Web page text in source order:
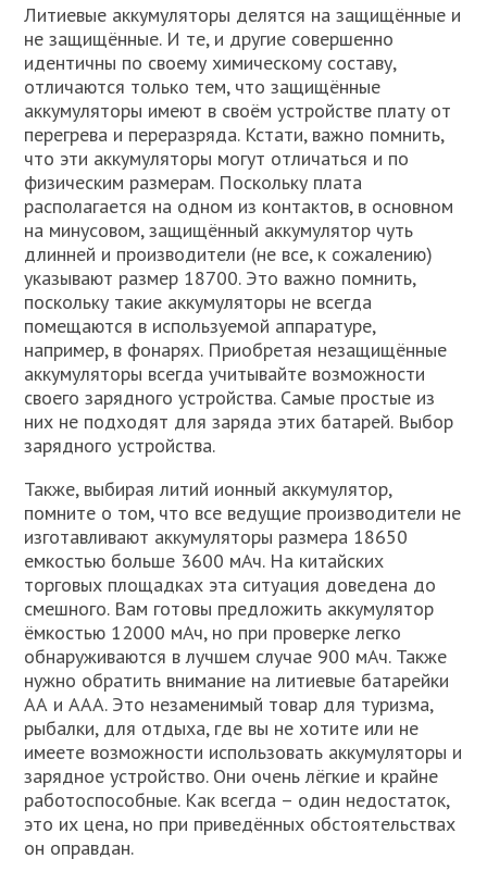
Литиевые аккумуляторы делятся на защищённые и
не защищённые. И те, и другие совершенно
идентичны по своему химическому составу,
отличаются только тем, что защищённые
аккумуляторы имеют в своём устройстве плату от
перегрева и переразряда. Кстати, важно помнить,
что эти аккумуляторы могут отличаться и по
физическим размерам. Поскольку плата
располагается на одном из контактов, в основном
на минусовом, защищённый аккумулятор чуть
длинней и производители (не все, к сожалению)
указывают размер 18700. Это важно помнить,
поскольку такие аккумуляторы не всегда
помещаются в используемой аппаратуре,
например, в фонарях. Приобретая незащищённые
аккумуляторы всегда учитывайте возможности
своего зарядного устройства. Самые простые из
них не подходят для заряда этих батарей. Выбор
зарядного устройства.
Также, выбирая литий ионный аккумулятор,
помните о том, что все ведущие производители не
изготавливают аккумуляторы размера 18650
емкостью больше 3600 мАч. На китайских
торговых площадках эта ситуация доведена до
смешного. Вам готовы предложить аккумулятор
ёмкостью 12000 мАч, но при проверке легко
обнаруживаются в лучшем случае 900 мАч. Также
нужно обратить внимание на литиевые батарейки
АА и ААА. Это незаменимый товар для туризма,
рыбалки, для отдыха, где вы не хотите или не
имеете возможности использовать аккумуляторы и
зарядное устройство. Они очень лёгкие и крайне
работоспособные. Как всегда – один недостаток,
это их цена, но при приведённых обстоятельствах
он оправдан.